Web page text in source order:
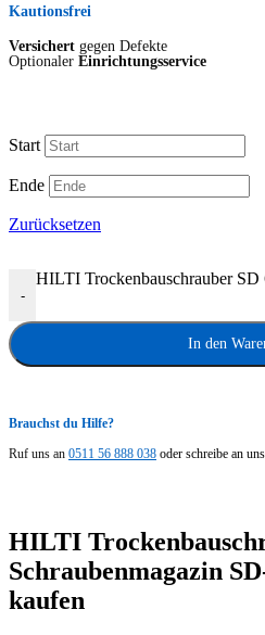
Kautionsfrei
Versichert gegen Defekte
Optionaler Einrichtungsservice
Start
Ende
Zurücksetzen
-
HILTI Trockenbauschrauber
In den
Brauchst du Hilfe?
Ruf uns an 0511 56 888 038 oder schreibe an
HILTI
Schraubenmagazin
kaufen